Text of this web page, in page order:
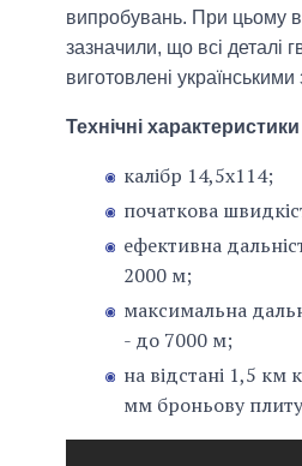
випробувань. При цьому
зазначили, що всі деталі
виготовлені
Технічні
калібр 14,5х114;
початкова
ефективна
2000 м;
максимальна
- до 7000 м;
на відстані 1,5 км
мм броньову